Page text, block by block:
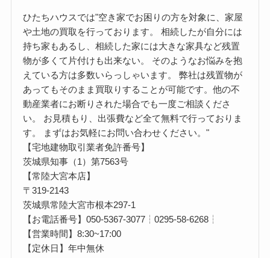
ひたちハウスでは"空き家でお困りの方を対象に、家屋
や土地の買取を行っております。 相続したが自分には
持ち家もあるし、相続した家には大きな家具など残置
物が多くて片付けも出来ない。 そのようなお悩みを抱
えている方は多数いらっしゃいます。 弊社は残置物が
あってもそのまま買取りすることが可能です。他の不
動産業者にお断りされた場合でも一度ご相談くださ
い。 お見積もり、出張費など全て無料で行っておりま
す。 まずはお気軽にお問い合わせください。"
【宅地建物取引業者免許番号】
茨城県知事（1）第7563号
【常陸大宮本店】
〒319-2143
茨城県常陸大宮市根本297-1
【お電話番号】050-5367-3077┆0295-58-6268┆
【営業時間】8:30~17:00
【定休日】年中無休